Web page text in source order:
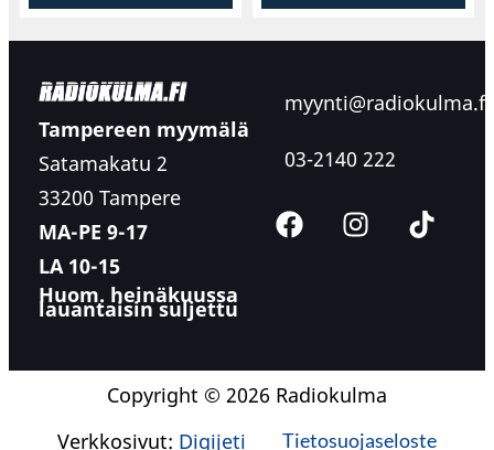
Tampereen myymälä
Satamakatu 2
33200 Tampere
MA-PE 9-17
LA 10-15
Huom. heinäkuussa
lauantaisin suljettu
myynti@radiokulma.fi
03-2140 222
Copyright © 2026 Radiokulma
Verkkosivut: Digijeti Tietosuojaseloste